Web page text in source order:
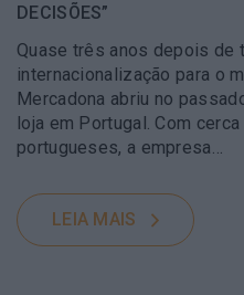
DECISÕES”
Quase três anos depois de
internacionalização para o
Mercadona abriu no
loja em Portugal. Com
portugueses, a empresa…
LEIA MAIS